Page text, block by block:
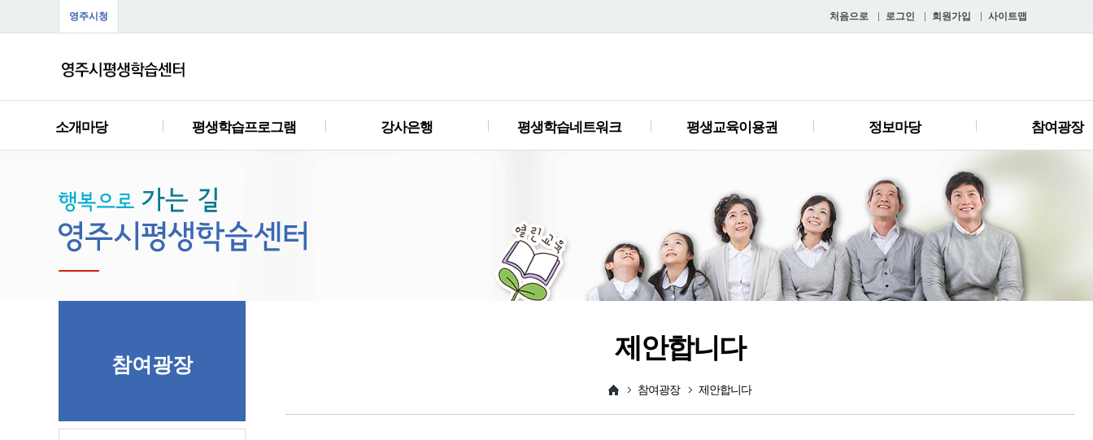
영주시청 처음으로 로그인 회원가입 사이트맵
소개마당 평생학습프로그램 강사은행 평생학습네트워크 평생교육이용권 정보마당 참여광장
참여광장
제안합니다
참여광장 제안합니다